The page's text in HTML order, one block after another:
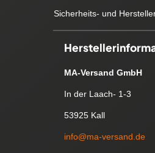
Sicherheits- und
MA-Versand GmbH
In der Laach- 1-3
53925 Kall
info@ma-versand.de